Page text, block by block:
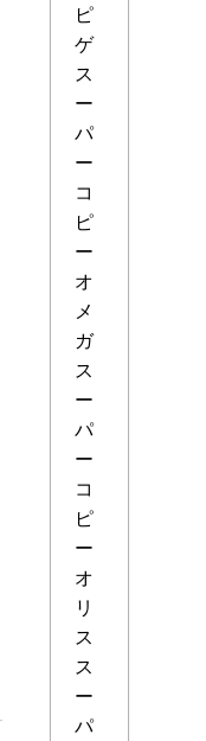
ピ
ゲ
ス
ー
パ
ー
コ
ピ
ー
オ
メ
ガ
ス
ー
パ
ー
コ
ピ
ー
オ
リ
ス
ス
ー
パ